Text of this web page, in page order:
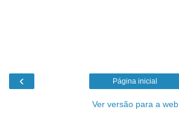
‹ Página inicial
Ver versão para a web